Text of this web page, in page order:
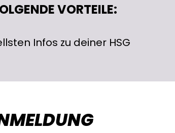
VORTEILE:
Infos zu deiner HSG